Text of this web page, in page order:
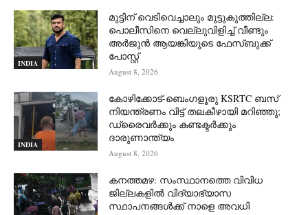
INDIA
മുട്ടിന് വെടിവെച്ചാലും മുട്ടുകുത്തില്ല:
പൊലീസിനെ വെല്ലുവിളിച്ച് വീണ്ടും
അർജുൻ ആയങ്കിയുടെ ഫേസ്ബുക്ക്
പോസ്റ്റ്
August 8, 2026
INDIA
കോഴിക്കോട്-ബെംഗളൂരു KSRTC ബസ്
നിയന്ത്രണം വിട്ട് തലകീഴായി മറിഞ്ഞു;
ഡ്രെെവർക്കും കണ്ടക്ടർക്കും
ദാരുണാന്ത്യം
August 8, 2026
കനത്തമഴ: സംസ്ഥാനത്തെ വിവിധ
ജില്ലകളിൽ വിദ്യാഭ്യാസ
സ്ഥാപനങ്ങൾക്ക് നാളെ അവധി